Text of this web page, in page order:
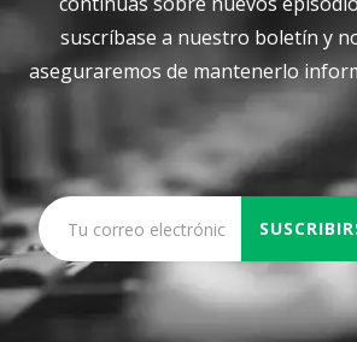
suscríbase a nuestro boletín y
aseguraremos de mantenerlo